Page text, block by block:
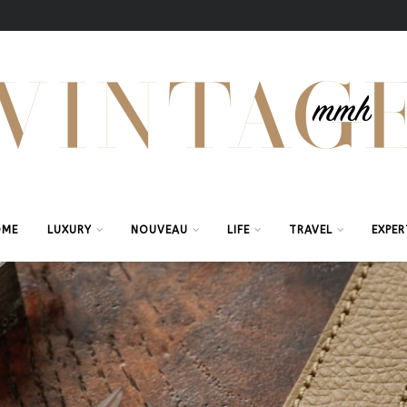
LUXURY NOUVEAU LIFE TRAVEL